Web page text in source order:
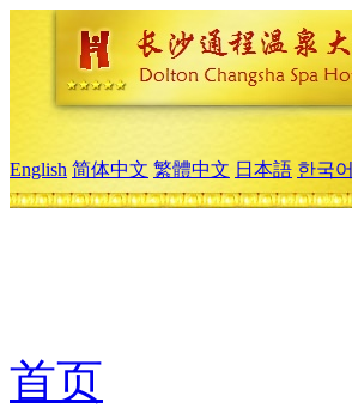
English 简体中文 繁體中文 日本語 한국어
首页